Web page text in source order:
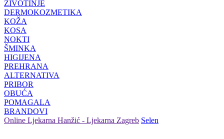
ŽIVOTINJE
DERMOKOZMETIKA
KOŽA
KOSA
NOKTI
ŠMINKA
HIGIJENA
PREHRANA
ALTERNATIVA
PRIBOR
OBUĆA
POMAGALA
BRANDOVI
Online Ljekarna Hanžić - Ljekarna Zagreb Selen